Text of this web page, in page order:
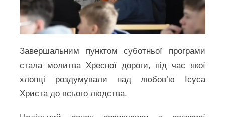
Завершальним пунктом суботньої програми
стала молитва Хресної дороги, під час якої
хлопці роздумували над любов’ю Ісуса
Христа до всього людства.